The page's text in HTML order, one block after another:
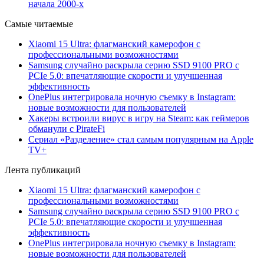
начала 2000-х
Самые читаемые
Xiaomi 15 Ultra: флагманский камерофон с
профессиональными возможностями
Samsung случайно раскрыла серию SSD 9100 PRO с
PCIe 5.0: впечатляющие скорости и улучшенная
эффективность
OnePlus интегрировала ночную съемку в Instagram:
новые возможности для пользователей
Хакеры встроили вирус в игру на Steam: как геймеров
обманули с PirateFi
Сериал «Разделение» стал самым популярным на Apple
TV+
Лента публикаций
Xiaomi 15 Ultra: флагманский камерофон с
профессиональными возможностями
Samsung случайно раскрыла серию SSD 9100 PRO с
PCIe 5.0: впечатляющие скорости и улучшенная
эффективность
OnePlus интегрировала ночную съемку в Instagram:
новые возможности для пользователей